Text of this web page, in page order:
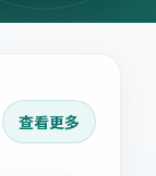
查看更多